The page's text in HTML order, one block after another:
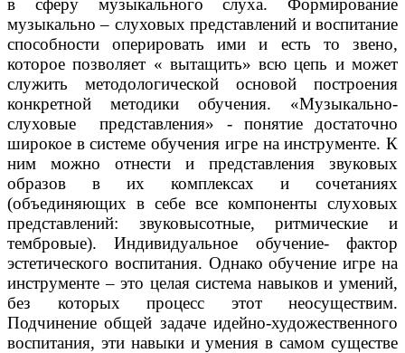
в сферу музыкального слуха. Формирование
музыкально – слуховых представлений и воспитание
способности оперировать ими и есть то звено,
которое позволяет « вытащить» всю цепь и может
служить методологической основой построения
конкретной методики обучения. «Музыкально-
слуховые представления» - понятие достаточно
широкое в системе обучения игре на инструменте. К
ним можно отнести и представления звуковых
образов в их комплексах и сочетаниях
(объединяющих в себе все компоненты слуховых
представлений: звуковысотные, ритмические и
тембровые). Индивидуальное обучение- фактор
эстетического воспитания. Однако обучение игре на
инструменте – это целая система навыков и умений,
без которых процесс этот неосуществим.
Подчинение общей задаче идейно-художественного
воспитания, эти навыки и умения в самом существе